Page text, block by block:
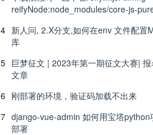
reifyNode:node_modules/core-js-
4 新人问, 2.X分支,如何在env 文件配置
库
5 巨梦征文 | 2023年第一期征文大赛|
文章
6 刚部署的环境，验证码加载不出来
7 django-vue-admin 如何用宝塔python
部署